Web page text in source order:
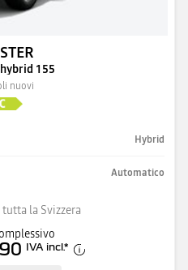
155
nuovi
Hybrid
Automatico
la Svizzera
IVA incl.*